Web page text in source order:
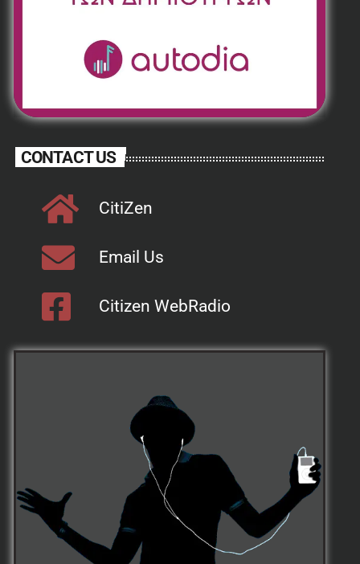
CONTACT US
CitiZen
Email Us
Citizen WebRadio